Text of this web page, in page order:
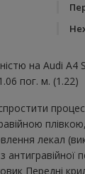
на Audi A4
пог. м. (1.22)
лекал
антигравійної
Передні